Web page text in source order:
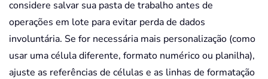
considere salvar sua pasta de trabalho antes de
operações em lote para evitar perda de dados
involuntária. Se for necessária mais personalização (como
usar uma célula diferente, formato numérico ou planilha),
ajuste as referências de células e as linhas de formatação